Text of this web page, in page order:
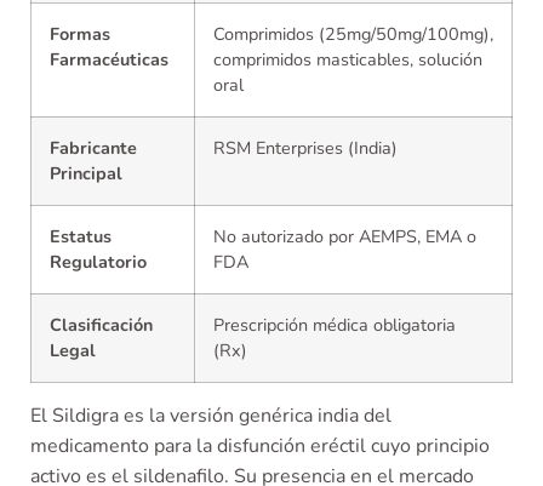
Formas
Farmacéuticas
Comprimidos (25mg/50mg/100mg),
comprimidos masticables, solución
oral
Fabricante
Principal
RSM Enterprises (India)
Estatus
Regulatorio
No autorizado por AEMPS, EMA o
FDA
Clasificación
Legal
Prescripción médica obligatoria
(Rx)
El Sildigra es la versión genérica india del
medicamento para la disfunción eréctil cuyo principio
activo es el sildenafilo. Su presencia en el mercado